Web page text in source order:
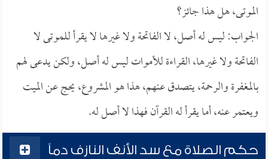
الموتى، هل هذا جائز؟
الجواب: ليس له أصل، لا الفاتحة ولا غيرها لا يقرأ للموتى لا
الفاتحة ولا غيرها، القراءة للأموات ليس له أصل، ولكن يدعى لهم
بالمغفرة والرحمة، يتصدق عنهم، هذا هو المشروع، يحج عن الميت
ويعتمر عنه، أما يقرأ له القرآن فهذا لا أصل له.
حكم الصلاة مع سد الأنف النازف دماً